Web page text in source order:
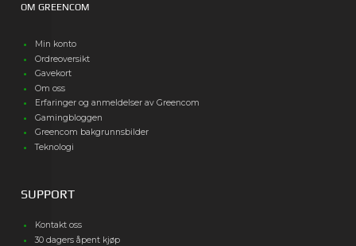
OM GREENCOM
Min konto
Ordreoversikt
Gavekort
Om oss
Erfaringer og anmeldelser av Greencom
Gamingbloggen
Greencom bakgrunnsbilder
Teknologi
SUPPORT
Kontakt oss
30 dagers åpent kjøp